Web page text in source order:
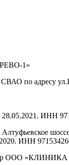
1»
по адресу
ИНН
ИНН
ООО